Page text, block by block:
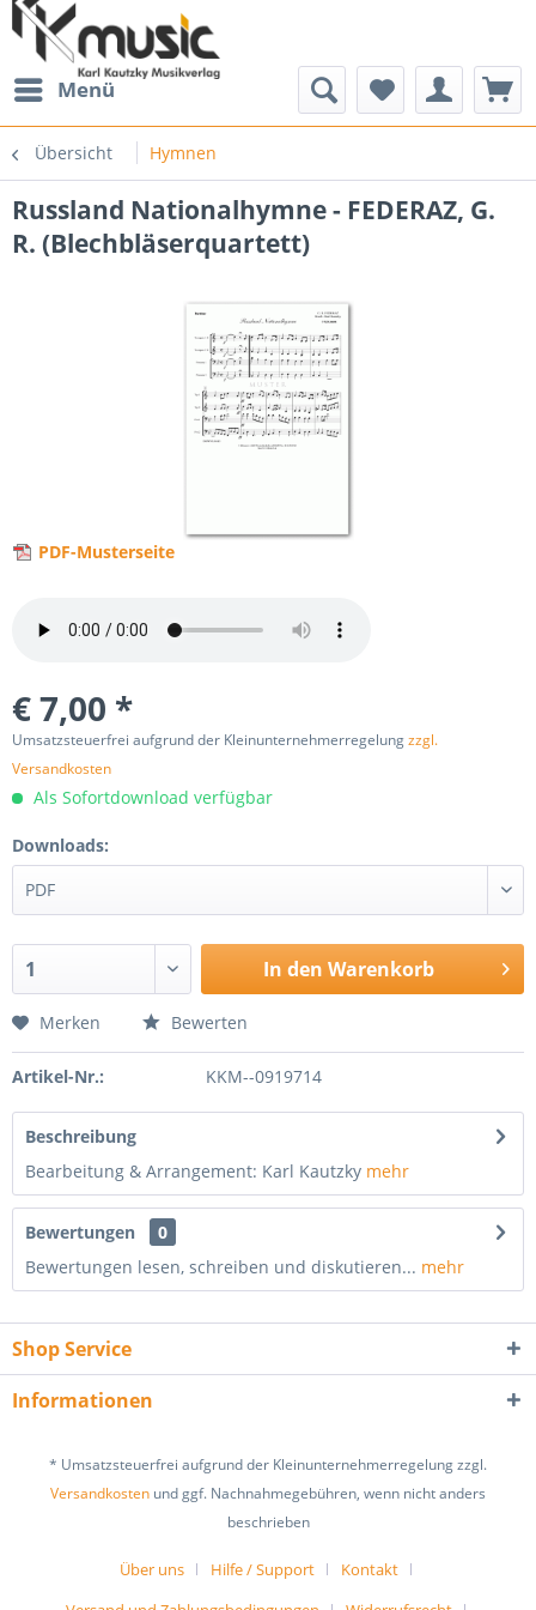
Menü
Übersicht Hymnen
Russland Nationalhymne - FEDERAZ, G.
R. (Blechbläserquartett)
PDF-Musterseite
€ 7,00 *
Umsatzsteuerfrei aufgrund der Kleinunternehmerregelungzzgl.
Versandkosten
Als Sofortdownload verfügbar
Downloads:
In den Warenkorb
Merken Bewerten
Artikel-Nr.: KKM--0919714
Beschreibung
Bearbeitung & Arrangement: Karl Kautzky mehr
Bewertungen
0
Bewertungen lesen, schreiben und diskutieren... mehr
Shop Service
Informationen
* Umsatzsteuerfrei aufgrund der Kleinunternehmerregelung zzgl.
Versandkosten und ggf. Nachnahmegebühren, wenn nicht anders
beschrieben
Über uns Hilfe / Support
Kontakt